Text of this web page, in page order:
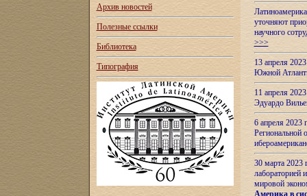
Архив новостей
Полезные ссылки
Библиотека
Типография
уточняют
научного
>>>
13 апреля
Южной
11 апреля
Эдуардо
6 апреля
Региональной
30 марта 2023
лабораторией
мировой
Америка в